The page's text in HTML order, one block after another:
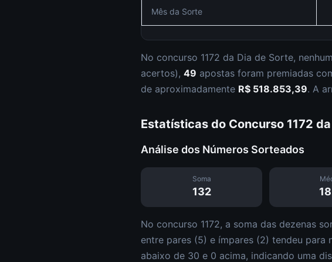
Mês da Sorte
No concurso 1172 da Dia de Sorte,
acertos), 49 apostas foram premiadas
de aproximadamente R$ 518.853,39. A
Estatísticas do Concurso 1172 da
Análise dos Números Sorteados
Soma
132
No concurso 1172, a soma das dezenas
entre pares (5) e ímpares (2) tendeu para
abaixo de 30 e 0 acima, indicando uma